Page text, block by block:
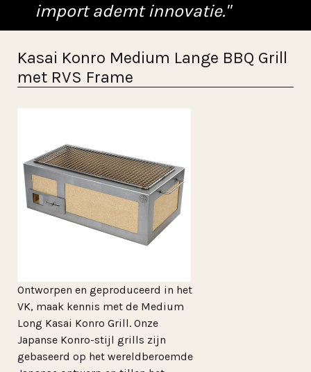
import ademt innovatie."
Kasai Konro Medium Lange BBQ Grill
met RVS Frame
Ontworpen en geproduceerd in het
VK, maak kennis met de Medium
Long Kasai Konro Grill. Onze
Japanse Konro-stijl grills zijn
gebaseerd op het wereldberoemde